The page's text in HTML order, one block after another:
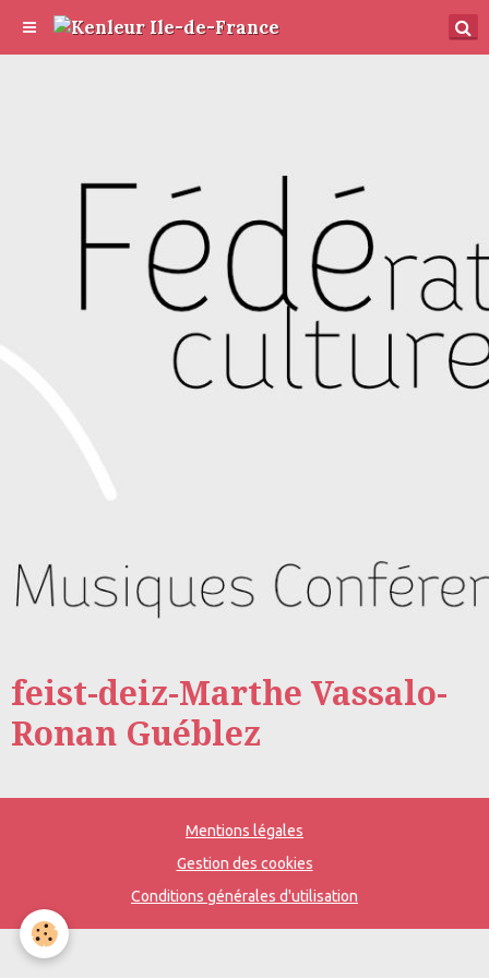
feist-deiz-Marthe Vassalo-
Ronan Guéblez
Mentions légales
Gestion des cookies
Conditions générales d'utilisation